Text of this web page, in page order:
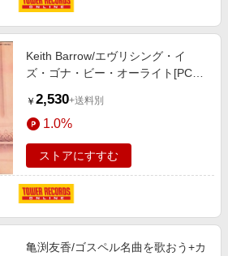
Keith Barrow/エヴリシング・イ
ズ・ゴナ・ビー・オーライト[PCD-
￥ 2,530+送料別
1.0%
ストアにすすむ
亀渕友香/ゴスペル名曲を歌おう+カ